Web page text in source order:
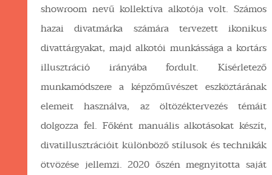
showroom nevű kollektíva alkotója volt. Számos
hazai divatmárka számára tervezett ikonikus
divattárgyakat, majd alkotói munkássága a kortárs
illusztráció irányába fordult. Kísérletező
munkamódszere a képzőművészet eszköztárának
elemeit használva, az öltözéktervezés témáit
dolgozza fel. Főként manuális alkotásokat készít,
divatillusztrációit különböző stílusok és technikák
ötvözése jellemzi. 2020 őszén megnyitotta saját